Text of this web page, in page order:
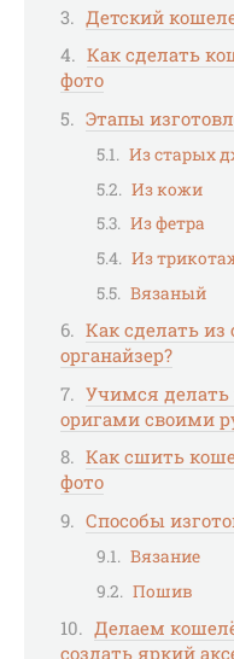
Детский
Как сделать
фото
Этапы
Из старых
Из кожи
Из фетра
Из
Вязаный
Как сделать
органайзер?
Учимся делать
оригами своими
Как сшить
фото
Способы
Вязание
Пошив
Делаем
создать яркий